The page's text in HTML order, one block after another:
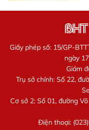
Giấy phép số: 15/GP-
ngày
Giám
Trụ sở chính: Số 22,
Cơ sở 2: Số 01, đường
Điện thoại: